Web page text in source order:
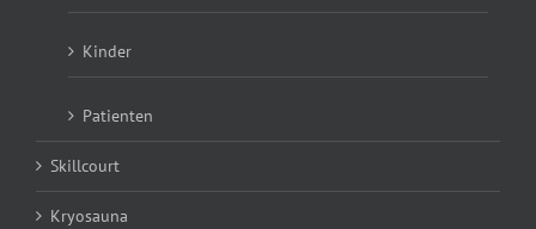
Kinder
Patienten
Skillcourt
Kryosauna